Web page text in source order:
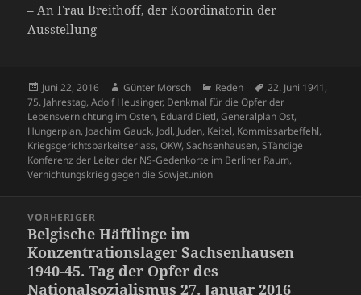
– An Frau Breithoff, der Koordinatorin der
Ausstellung
Veröffentlicht
am
Juni 22, 2016 Autor
Günter Morsch Kategorien
Reden Schlagwörter
22. Juni 1941,
75. Jahrestag,Adolf Heusinger, Denkmal für die Opfer der
Lebensvernichtung im Osten, Eduard Dietl,Generalplan Ost,
Hungerplan, Joachim Gauck, Jodl, Juden, Keitel, Kommissarbeffehl,
Kriegsgerichtsbarkeitserlass,OKW,Sachsenhausen,STändige
Konferenz der Leiter der NS-Gedenkorte im Berliner Raum,
Vernichtungskrieg gegen die Sowjetunion
VORHERIGER
Vorheriger
Beitrag:
Belgische Häftlinge im
Konzentrationslager Sachsenhausen
1940-45. Tag der Opfer des
Nationalsozialismus 27. Januar 2016